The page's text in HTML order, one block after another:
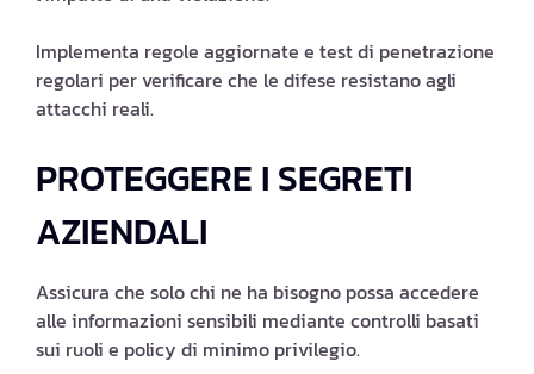
Implementa regole aggiornate e test di penetrazione
regolari per verificare che le difese resistano agli
attacchi reali.
PROTEGGERE I SEGRETI
AZIENDALI
Assicura che solo chi ne ha bisogno possa accedere
alle informazioni sensibili mediante controlli basati
sui ruoli e policy di minimo privilegio.